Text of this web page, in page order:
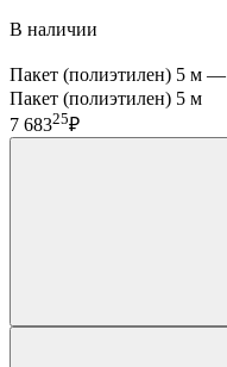
В наличии
Пакет (полиэтилен) 5 м —
Пакет (полиэтилен) 5 м
7 68325₽